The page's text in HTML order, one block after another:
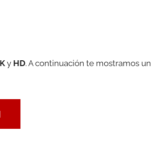
y HD. A continuación te mostramos un